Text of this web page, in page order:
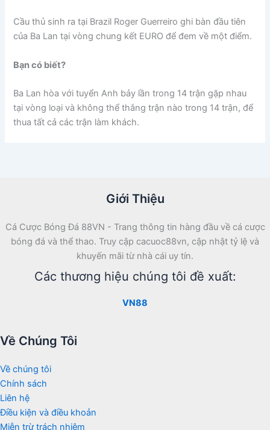
Cầu thủ sinh ra tại Brazil Roger Guerreiro ghi bàn đầu tiên
của Ba Lan tại vòng chung kết EURO để đem về một điểm.
Bạn có biết?
Ba Lan hòa với tuyển Anh bảy lần trong 14 trận gặp nhau
tại vòng loại và không thể thắng trận nào trong 14 trận, để
thua tất cả các trận làm khách.
Giới Thiệu
Cá Cược Bóng Đá 88VN - Trang thông tin hàng đầu về cá cược
bóng đá và thể thao. Truy cập cacuoc88vn, cập nhật tỷ lệ và
khuyến mãi từ nhà cái uy tín.
Các thương hiệu chúng tôi đề xuất:
VN88
Về Chúng Tôi
Về chúng tôi
Chính sách
Liên hệ
Điều kiện và điều khoản
Miễn trừ trách nhiệm